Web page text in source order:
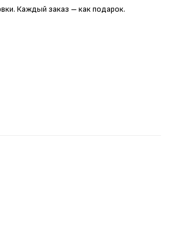
Каждый заказ – как подарок.